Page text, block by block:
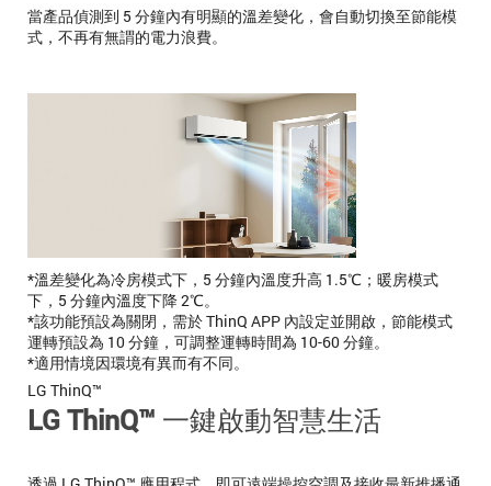
當產品偵測到 5 分鐘內有明顯的溫差變化，會自動切換至節能模
式，不再有無謂的電力浪費。
*溫差變化為冷房模式下，5 分鐘內溫度升高 1.5℃；暖房模式
下，5 分鐘內溫度下降 2℃。
*該功能預設為關閉，需於 ThinQ APP 內設定並開啟，節能模式
運轉預設為 10 分鐘，可調整運轉時間為 10-60 分鐘。
*適用情境因環境有異而有不同。
LG ThinQ™
LG ThinQ™ 一鍵啟動智慧生活